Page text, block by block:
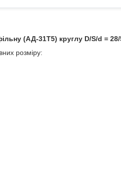
(АД-31Т5) круглу D/S/d =
розміру: